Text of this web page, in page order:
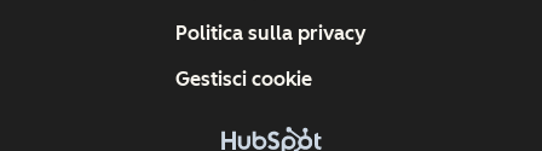
Politica sulla privacy
Gestisci cookie